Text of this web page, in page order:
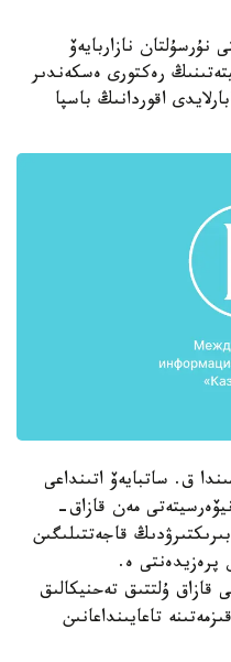
نازاربايەۆ
رەكتورى ەسكەندىر
اقوردانىڭ باسپا
ق. ساتبايەۆ اتىنداعى
مەن قازاق-
قاجەتتىلىگىن
پرەزيدەنتى ە.
قازاق ۇلتتىق تەحنيكالىق
تاعايىنداعانىن